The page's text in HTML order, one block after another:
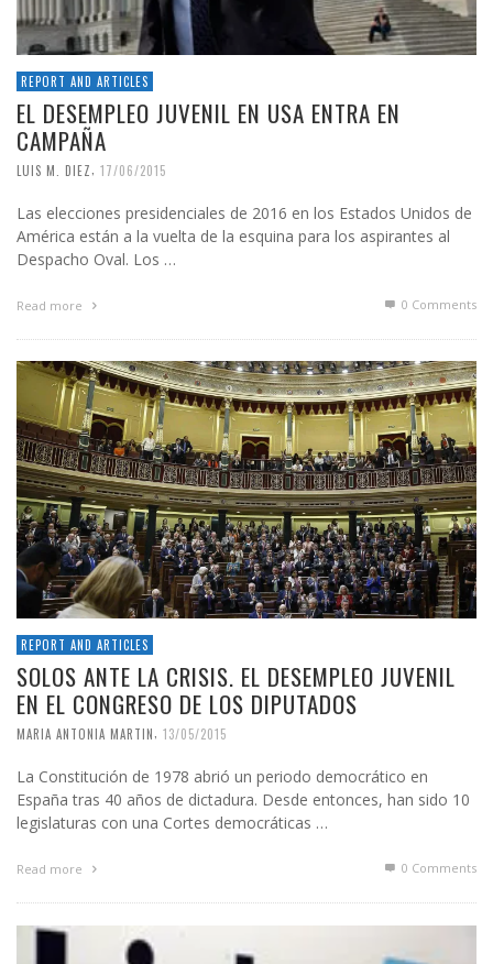
REPORT AND ARTICLES
EL DESEMPLEO JUVENIL EN USA ENTRA EN
CAMPAÑA
LUIS M. DIEZ 17/06/2015
Las elecciones presidenciales de 2016 en los Estados Unidos de
América están a la vuelta de la esquina para los aspirantes al
Despacho Oval. Los …
Read more 0 Comments
REPORT AND ARTICLES
SOLOS ANTE LA CRISIS. EL DESEMPLEO JUVENIL
EN EL CONGRESO DE LOS DIPUTADOS
MARIA ANTONIA MARTIN, 13/05/2015
La Constitución de 1978 abrió un periodo democrático en
España tras 40 años de dictadura. Desde entonces, han sido 10
legislaturas con una Cortes democráticas …
Read more 0 Comments